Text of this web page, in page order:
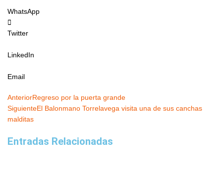
WhatsApp
Twitter
LinkedIn
Email
Ant
AnteriorRegreso por la puerta grande
SiguienteEl Balonmano Torrelavega visita una de sus canchas
malditas
Siguiente
Entradas Relacionadas